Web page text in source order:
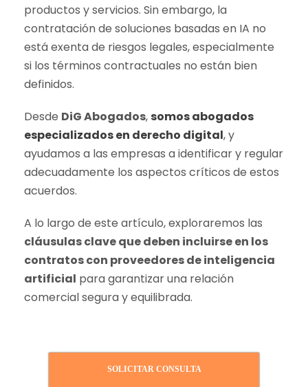
productos y servicios. Sin embargo, la
contratación de soluciones basadas en IA no
está exenta de riesgos legales, especialmente
si los términos contractuales no están bien
definidos.
Desde DiG Abogados, somos abogados
especializados en derecho digital, y
ayudamos a las empresas a identificar y regular
adecuadamente los aspectos críticos de estos
acuerdos.
A lo largo de este artículo, exploraremos las
cláusulas clave que deben incluirse en los
contratos con proveedores de inteligencia
artificial para garantizar una relación
comercial segura y equilibrada.
SOLICITAR CONSULTA